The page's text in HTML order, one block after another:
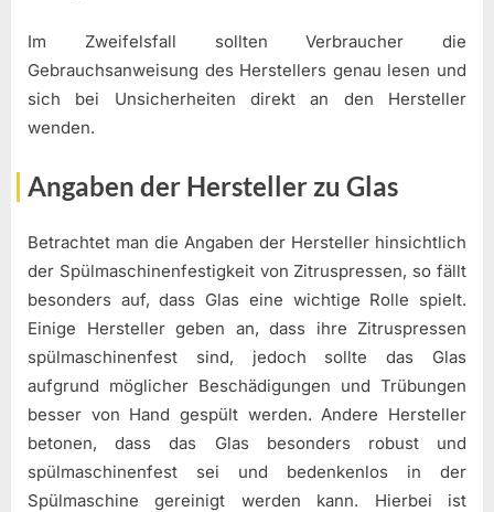
Im Zweifelsfall sollten Verbraucher die
Gebrauchsanweisung des Herstellers genau lesen und
sich bei Unsicherheiten direkt an den Hersteller
wenden.
Angaben der Hersteller zu Glas
Betrachtet man die Angaben der Hersteller hinsichtlich
der Spülmaschinenfestigkeit von Zitruspressen, so fällt
besonders auf, dass Glas eine wichtige Rolle spielt.
Einige Hersteller geben an, dass ihre Zitruspressen
spülmaschinenfest sind, jedoch sollte das Glas
aufgrund möglicher Beschädigungen und Trübungen
besser von Hand gespült werden. Andere Hersteller
betonen, dass das Glas besonders robust und
spülmaschinenfest sei und bedenkenlos in der
Spülmaschine gereinigt werden kann. Hierbei ist